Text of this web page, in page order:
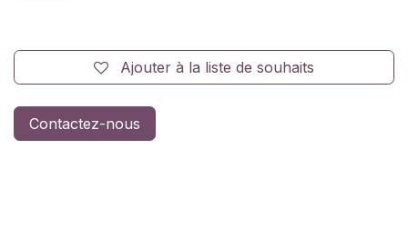
Ajouter à la liste de souhaits
Contactez-nous